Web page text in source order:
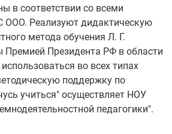
в соответствии со всеми
ООО. Реализуют дидактическую
метода обучения Л. Г.
Премией Президента РФ в области
во всех типах
поддержку по
учиться" осуществляет НОУ
педагогики".